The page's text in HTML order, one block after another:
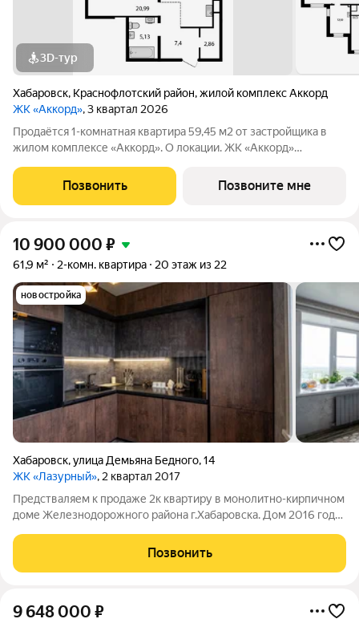
3D-тур
Хабаровск, Краснофлотский район,жилой комплекс Аккорд
ЖК «Аккорд», 3 квартал 2026
Продаётся 1-комнатная квартира 59,45 м2 от застройщика в
жилом комплексе «Аккорд». О локации. ЖК «Аккорд»
узлов: ул. Трёхгорная, ул. Тихоокеанская и Воронежское шоссе.
Это район уже с развитой
Позвонить Позвоните мне
10 900 000 ₽
61,9 м² 2-комн. квартира 20 этаж из 22
новостройка
Хабаровск,улица Демьяна Бедного,14
ЖК «Лазурный», 2 квартал 2017
Предстваляем к продаже 2к квартиру в монолитно-кирпичном
доме Железнодорожного района г.Хабаровска. Дом 2016 года
расположен очень близко к центру города, рядом вся
необходимая инфраструктура: ТЦ
Позвонить
9 648 000 ₽